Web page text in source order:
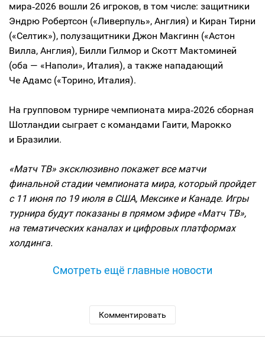
мира‑2026 вошли 26 игроков, в том числе: защитники
Эндрю Робертсон («Ливерпуль», Англия) и Киран Тирни
(«Селтик»), полузащитники Джон Макгинн («Астон
Вилла, Англия), Билли Гилмор и Скотт Мактоминей
(оба — «Наполи», Италия), а также нападающий
Че Адамс («Торино, Италия).
На групповом турнире чемпионата мира‑2026 сборная
Шотландии сыграет с командами Гаити, Марокко
и Бразилии.
«Матч ТВ» эксклюзивно покажет все матчи
финальной стадии чемпионата мира, который пройдет
c 11 июня по 19 июля в США, Мексике и Канаде. Игры
турнира будут показаны в прямом эфире «Матч ТВ»,
на тематических каналах и цифровых платформах
холдинга.
Смотреть ещё главные новости
Комментировать